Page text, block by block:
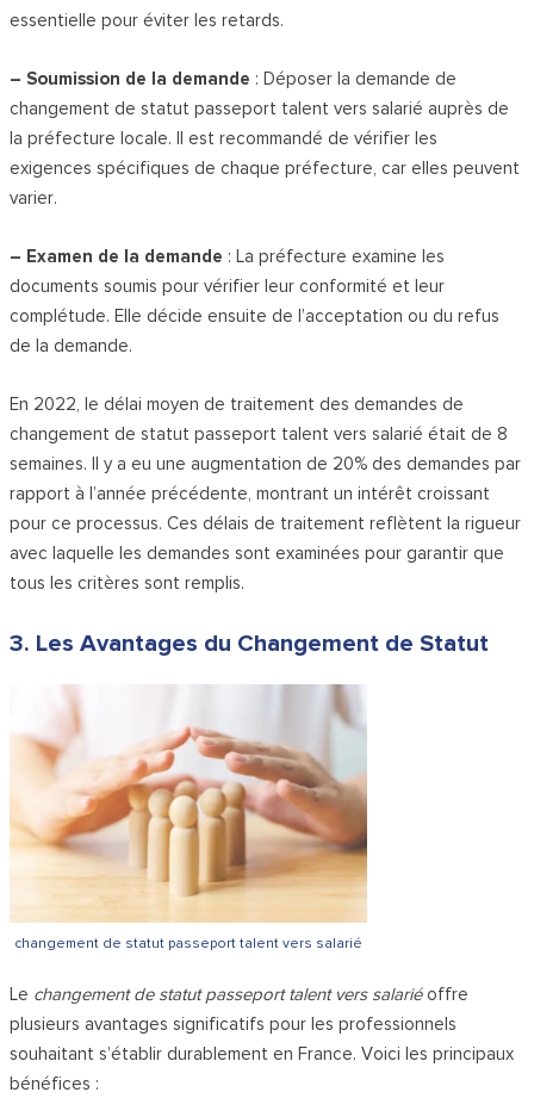
essentielle pour éviter les retards.
– Soumission de la demande : Déposer la demande de
changement de statut passeport talent vers salarié auprès de
la préfecture locale. Il est recommandé de vérifier les
exigences spécifiques de chaque préfecture, car elles peuvent
varier.
– Examen de la demande : La préfecture examine les
documents soumis pour vérifier leur conformité et leur
complétude. Elle décide ensuite de l’acceptation ou du refus
de la demande.
En 2022, le délai moyen de traitement des demandes de
changement de statut passeport talent vers salarié était de 8
semaines. Il y a eu une augmentation de 20% des demandes par
rapport à l’année précédente, montrant un intérêt croissant
pour ce processus. Ces délais de traitement reflètent la rigueur
avec laquelle les demandes sont examinées pour garantir que
tous les critères sont remplis.
3. Les Avantages du Changement de Statut
changement de statut passeport talent vers salarié
Le changement de statut passeport talent vers salariéoffre
plusieurs avantages significatifs pour les professionnels
souhaitant s’établir durablement en France. Voici les principaux
bénéfices :